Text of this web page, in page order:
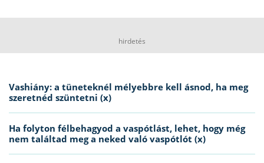
hirdetés
Vashiány: a tüneteknél mélyebbre kell ásnod, ha meg
szeretnéd szüntetni (x)
Ha folyton félbehagyod a vaspótlást, lehet, hogy még
nem találtad meg a neked való vaspótlót (x)